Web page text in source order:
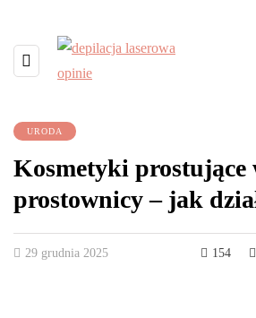
URODA
Kosmetyki prostujące
prostownicy – jak
29 grudnia 2025 154